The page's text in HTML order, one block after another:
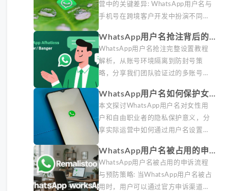
营中的关键差异: WhatsApp用户名与
手机号在跨境客户开发中扮演不同角
验，解析两者在触达效率、账号安全
及客户管理中的实际差异，帮助团队
优化WhatsApp营销策略。
WhatsApp用户名抢注背后的账
号安全逻辑
WhatsApp用户名抢注完整设置教程
解析，从账号环境隔离到防封号策
略，分享我们团队验证过的多账号管
报告显示，跨境私域运营中账号矩阵
稳定性直接影响转化率。
WhatsApp用户名如何保护女性
用户和自由职业者隐私
本文探讨WhatsApp用户名对女性用
户和自由职业者的隐私保护意义，分
享实际运营中如何通过用户名设置避
用方案。据DataReportal 2026报告
显示，隐私保护已成为全球数字沟通
的首要考量。
WhatsApp用户名被占用的申诉
流程与预防策略
WhatsApp用户名被占用的申诉流程
与预防策略: 当WhatsApp用户名被占
用时，用户可以通过官方申诉渠道尝